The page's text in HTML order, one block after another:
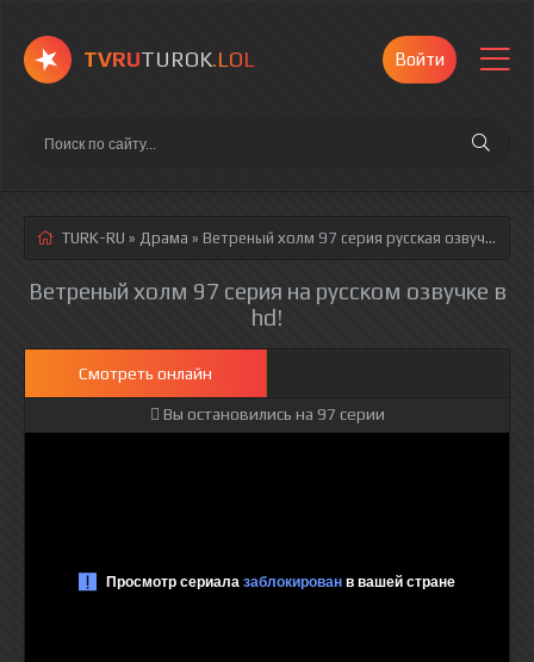
TVRUTUROK.LOL Войти
TURK-RU » Драма » Ветреный холм 97 серия русская озвучка полностью смотреть онлайн!
Ветреный холм 97 серия на русском озвучке в
hd!
Смотреть онлайн
Вы остановились на 97 серии